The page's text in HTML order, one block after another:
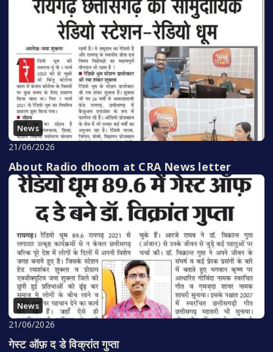
News
21/06/2026
About Radio dhoom at CRA News letter
News
21/06/2026
गेस्ट ऑफ़ द डे विक्रांत गुप्ता